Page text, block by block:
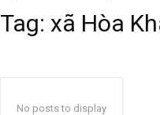
Tag: xã Hòa
No posts to display